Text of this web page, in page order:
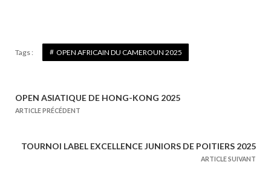
Tags : OPEN AFRICAIN DU CAMEROUN 2025
N
v
OPEN ASIATIQUE DE HONG-KONG 2025
ARTICLE PRÉCÉDENT
TOURNOI LABEL EXCELLENCE JUNIORS DE POITIERS 2025
ARTICLE SUIVANT